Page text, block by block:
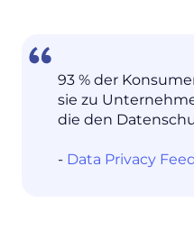
93 % der
sie zu
die den
- Data Privacy